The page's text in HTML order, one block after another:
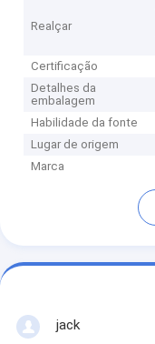
Realçar
Certificação
Detalhes da
embalagem
Habilidade da fonte
Lugar de origem
Marca
jack